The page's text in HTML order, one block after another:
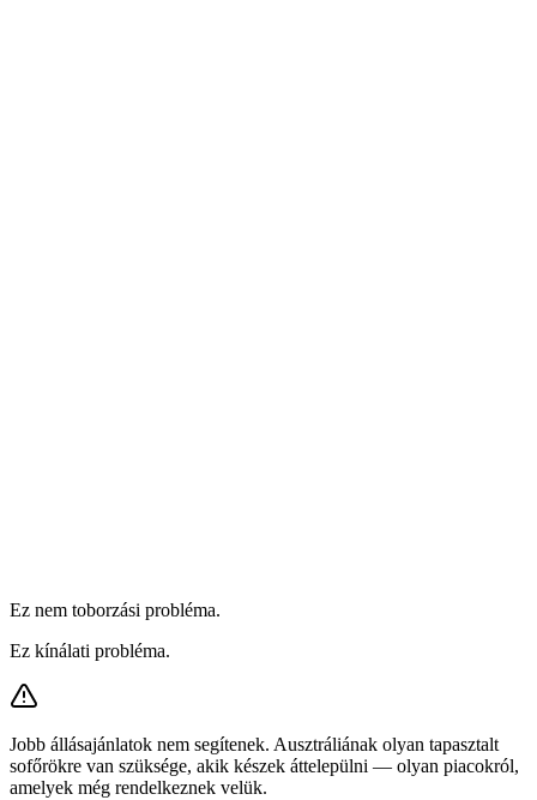
Ez nem toborzási probléma.
Ez kínálati probléma.
Jobb állásajánlatok nem segítenek. Ausztráliának olyan tapasztalt
sofőrökre van szüksége, akik készek áttelepülni — olyan piacokról,
amelyek még rendelkeznek velük.